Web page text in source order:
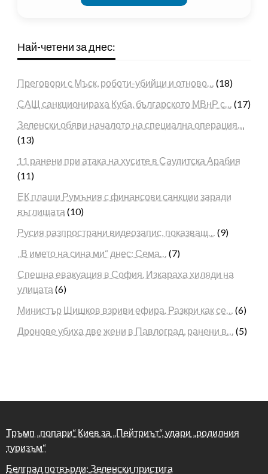
Най-четени за днес:
Преговори с Мъск, роботи-убийци и отново…
(18)
САЩ санкционираха Куба, българското МВнР с…
(17)
Зеленски обяви началото на специална операция…
(13)
11 ранени при атака на хусите в Саудитска Арабия
(11)
ЕК плаши Румъния с финансови санкции заради
въглищата (10)
Русия разпространи видеозапис, показващ…
(9)
„В името на сина ми“ днес: Сема…
(7)
Спешна евакуация в София. Изкараха хиляди на
улицата (6)
Министър Шишков взриви ефира. Разкри как се…
(6)
Дронове убиха две жени в Павлоград, ранени в…
(5)
Тръмп „попари“ Киев за „Пейтриът“, удари „родилния
туризъм“
Белград потвърди: Зеленски пристига